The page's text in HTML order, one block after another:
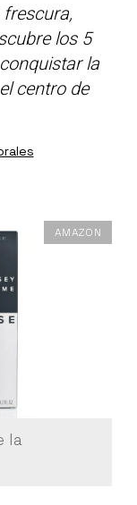
los 5
la
centro de
la
AMAZON